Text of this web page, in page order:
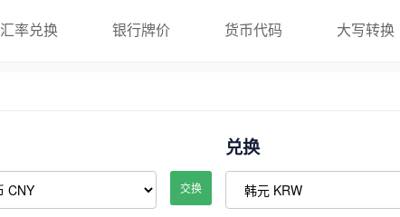
汇率兑换 银行牌价 货币代码 大写转换
交换
兑换